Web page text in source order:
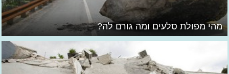
מהי מפולת סלעים ומה גורם לה?